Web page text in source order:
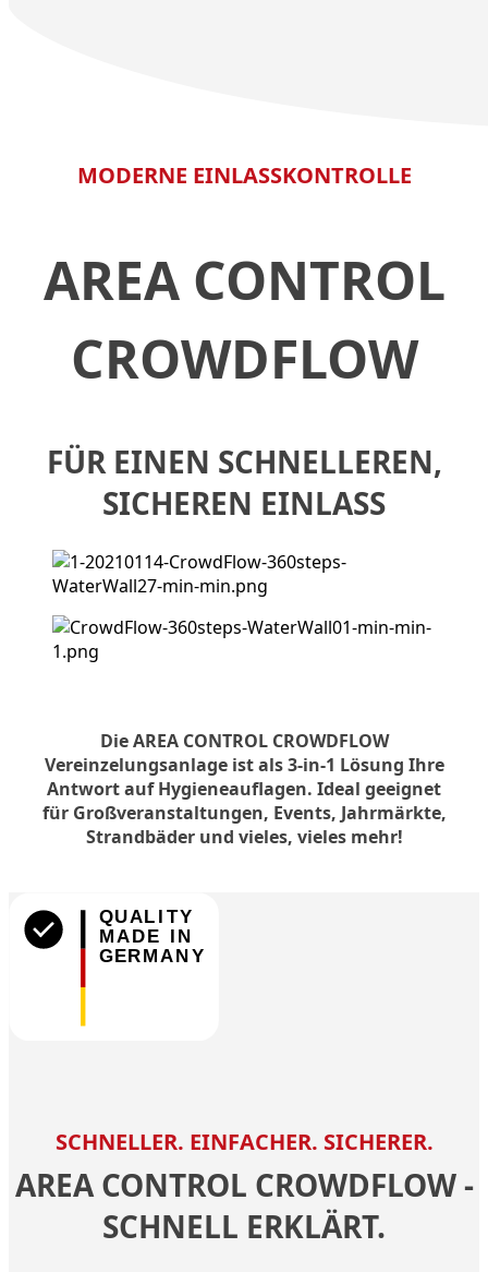
MODERNE EINLASSKONTROLLE
AREA CONTROL
CROWDFLOW
FÜR EINEN SCHNELLEREN,
SICHEREN EINLASS
Die AREA CONTROL CROWDFLOW
Vereinzelungsanlage ist als 3-in-1 Lösung Ihre
Antwort auf Hygieneauflagen. Ideal geeignet
für Großveranstaltungen, Events, Jahrmärkte,
Strandbäder und vieles, vieles mehr!
SCHNELLER. EINFACHER. SICHERER.
AREA CONTROL CROWDFLOW -
SCHNELL ERKLÄRT.